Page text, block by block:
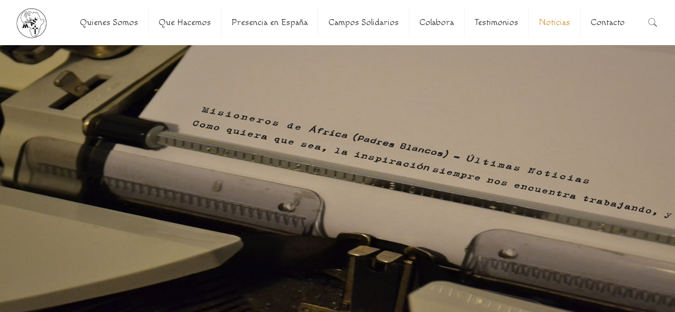
Quienes Somos Que Hacemos Presencia en España Campos Solidarios Colabora Testimonios Noticias Contacto